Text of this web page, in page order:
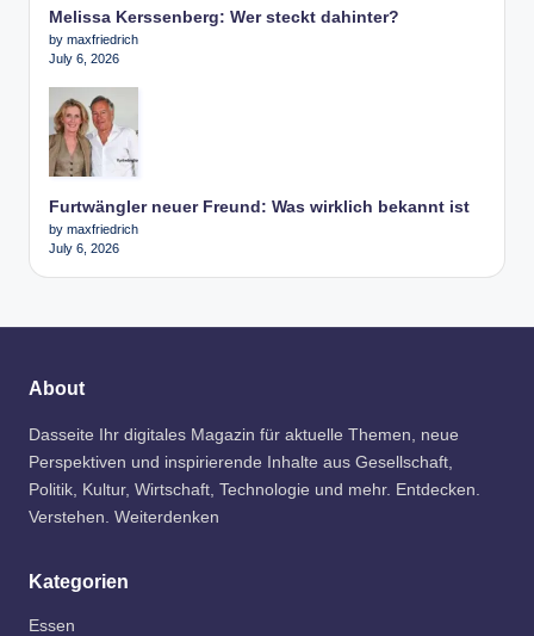
Melissa Kerssenberg: Wer steckt dahinter?
by maxfriedrich
July 6, 2026
Furtwängler neuer Freund: Was wirklich bekannt ist
by maxfriedrich
July 6, 2026
About
Dasseite Ihr digitales Magazin für aktuelle Themen, neue
Perspektiven und inspirierende Inhalte aus Gesellschaft,
Politik, Kultur, Wirtschaft, Technologie und mehr. Entdecken.
Verstehen. Weiterdenken
Kategorien
Essen